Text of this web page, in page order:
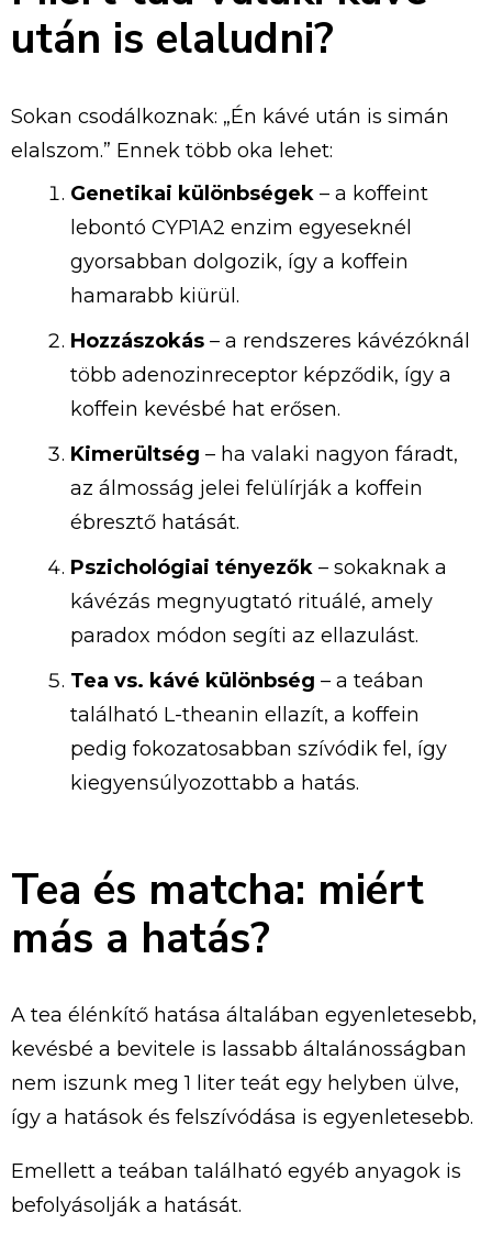
után is elaludni?
Sokan csodálkoznak: „Én kávé után is simán
elalszom.” Ennek több oka lehet:
Genetikai különbségek – a koffeint
lebontó CYP1A2 enzim egyeseknél
gyorsabban dolgozik, így a koffein
hamarabb kiürül.
Hozzászokás – a rendszeres kávézóknál
több adenozinreceptor képződik, így a
koffein kevésbé hat erősen.
Kimerültség – ha valaki nagyon fáradt,
az álmosság jelei felülírják a koffein
ébresztő hatását.
Pszichológiai tényezők – sokaknak a
kávézás megnyugtató rituálé, amely
paradox módon segíti az ellazulást.
Tea vs. kávé különbség – a teában
található L-theanin ellazít, a koffein
pedig fokozatosabban szívódik fel, így
kiegyensúlyozottabb a hatás.
Tea és matcha: miért
más a hatás?
A tea élénkítő hatása általában egyenletesebb,
kevésbé a bevitele is lassabb általánosságban
nem iszunk meg 1 liter teát egy helyben ülve,
így a hatások és felszívódása is egyenletesebb.
Emellett a teában található egyéb anyagok is
befolyásolják a hatását.